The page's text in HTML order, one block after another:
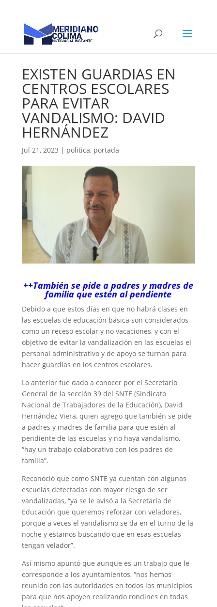
EXISTEN GUARDIAS EN
CENTROS ESCOLARES
PARA EVITAR
VANDALISMO: DAVID
HERNÁNDEZ
Jul 21, 2023 | politica, portada
++También se pide a padres y madres de
familia que estén al pendiente
Debido a que estos días en que no habrá clases en
las escuelas de educación básica son considerados
como un receso escolar y no vacaciones, y con el
objetivo de evitar la vandalización en las escuelas el
personal administrativo y de apoyo se turnan para
hacer guardias en los centros escolares.
Lo anterior fue dado a conocer por el Secretario
General de la sección 39 del SNTE (Sindicato
Nacional de Trabajadores de la Educación), David
Hernández Viera, quien agrego que también se pide
a padres y madres de familia para que estén al
pendiente de las escuelas y no haya vandalismo,
“hay un trabajo colaborativo con los padres de
familia”.
Reconoció que como SNTE ya cuentan con algunas
escuelas detectadas con mayor riesgo de ser
vandalizadas, “ya se le avisó a la Secretaría de
Educación que queremos reforzar con veladores,
porque a veces el vandalismo se da en el turno de la
noche y estamos buscando que en esas escuelas
tengan velador”.
Así mismo apuntó que aunque es un trabajo que le
corresponde a los ayuntamientos, “nos hemos
reunido con las autoridades en todos los municipios
para que nos apoyen realizando rondines en todas